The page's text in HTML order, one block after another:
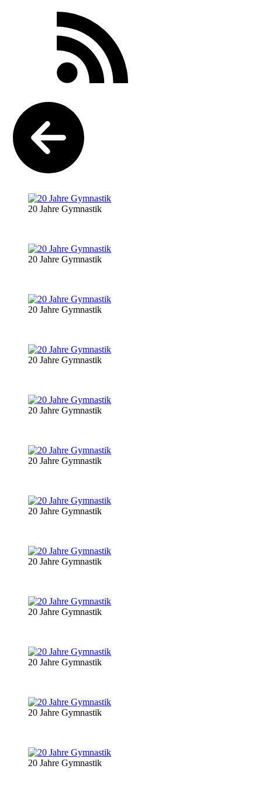
20 Jahre Gymnastik
20 Jahre Gymnastik
20 Jahre Gymnastik
20 Jahre Gymnastik
20 Jahre Gymnastik
20 Jahre Gymnastik
20 Jahre Gymnastik
20 Jahre Gymnastik
20 Jahre Gymnastik
20 Jahre Gymnastik
20 Jahre Gymnastik
20 Jahre Gymnastik